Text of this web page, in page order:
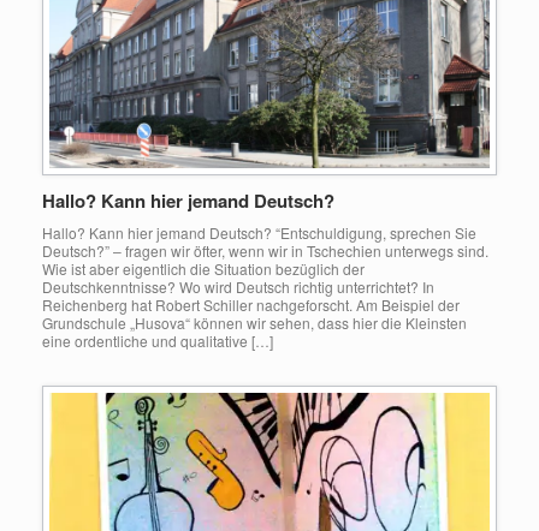
Hallo? Kann hier jemand Deutsch?
Hallo? Kann hier jemand Deutsch? “Entschuldigung, sprechen Sie
Deutsch?” – fragen wir öfter, wenn wir in Tschechien unterwegs sind.
Wie ist aber eigentlich die Situation bezüglich der
Deutschkenntnisse? Wo wird Deutsch richtig unterrichtet? In
Reichenberg hat Robert Schiller nachgeforscht. Am Beispiel der
Grundschule „Husova“ können wir sehen, dass hier die Kleinsten
eine ordentliche und qualitative […]